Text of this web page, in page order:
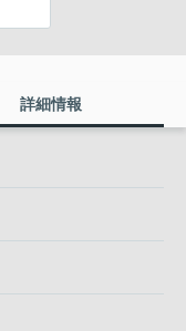
詳細情報